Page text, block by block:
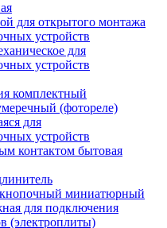
для открытого монтажа
устройств
для
устройств
комплектный
(фотореле)
для
устройств
контактом бытовая
кнопочный миниатюрный
для подключения
(электроплиты)